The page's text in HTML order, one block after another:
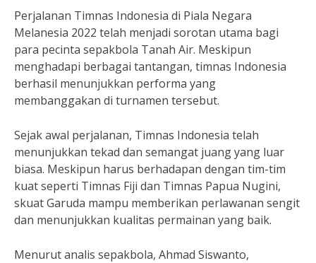
Perjalanan Timnas Indonesia di Piala Negara
Melanesia 2022 telah menjadi sorotan utama bagi
para pecinta sepakbola Tanah Air. Meskipun
menghadapi berbagai tantangan, timnas Indonesia
berhasil menunjukkan performa yang
membanggakan di turnamen tersebut.
Sejak awal perjalanan, Timnas Indonesia telah
menunjukkan tekad dan semangat juang yang luar
biasa. Meskipun harus berhadapan dengan tim-tim
kuat seperti Timnas Fiji dan Timnas Papua Nugini,
skuat Garuda mampu memberikan perlawanan sengit
dan menunjukkan kualitas permainan yang baik.
Menurut analis sepakbola, Ahmad Siswanto,